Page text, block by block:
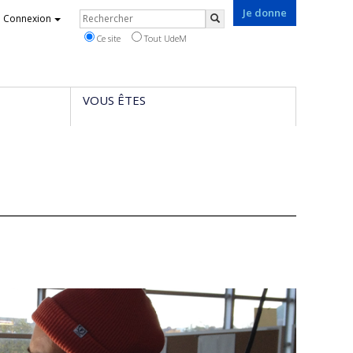
Je donne
Connexion Rechercher
Ce site Tout UdeM
VOUS ÊTES